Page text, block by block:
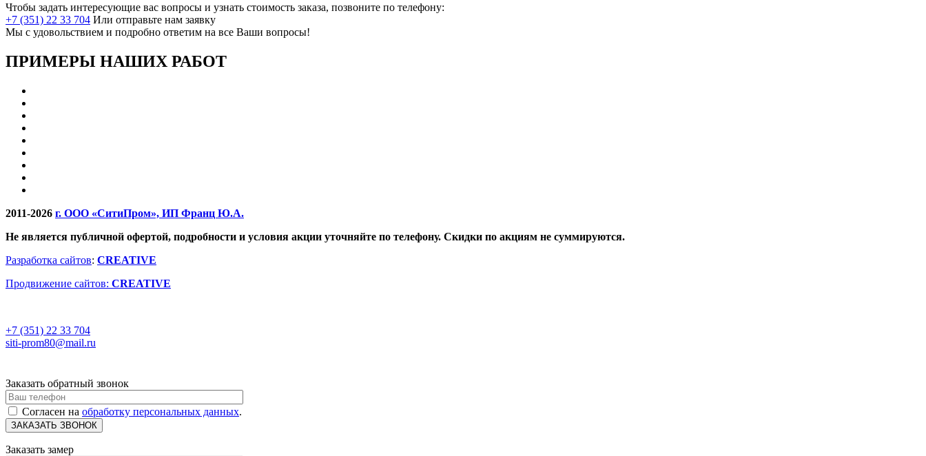
Чтобы задать интересующие вас вопросы и узнать стоимость заказа, позвоните по телефону:
+7 (351) 22 33 704 Или отправьте нам заявку
Мы с удовольствием и подробно ответим на все Ваши вопросы!
ПРИМЕРЫ НАШИХ РАБОТ
2011-2026 г. ООО «СитиПром», ИП Франц Ю.А.
Не является публичной офертой, подробности и условия акции уточняйте по телефону. Скидки по акциям не суммируются.
Разработка сайтов: CREATIVE
Продвижение сайтов: CREATIVE
+7 (351) 22 33 704
siti-prom80@mail.ru
Заказать обратный звонок
Согласен на обработку персональных данных.
Заказать замер